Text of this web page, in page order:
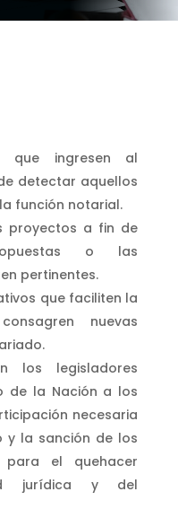
que ingresen al
detectar aquellos
función notarial.
proyectos a fin de
o las
pertinentes.
que faciliten la
nuevas
los legisladores
de la Nación a los
necesaria
y la sanción de los
para el quehacer
jurídica y del